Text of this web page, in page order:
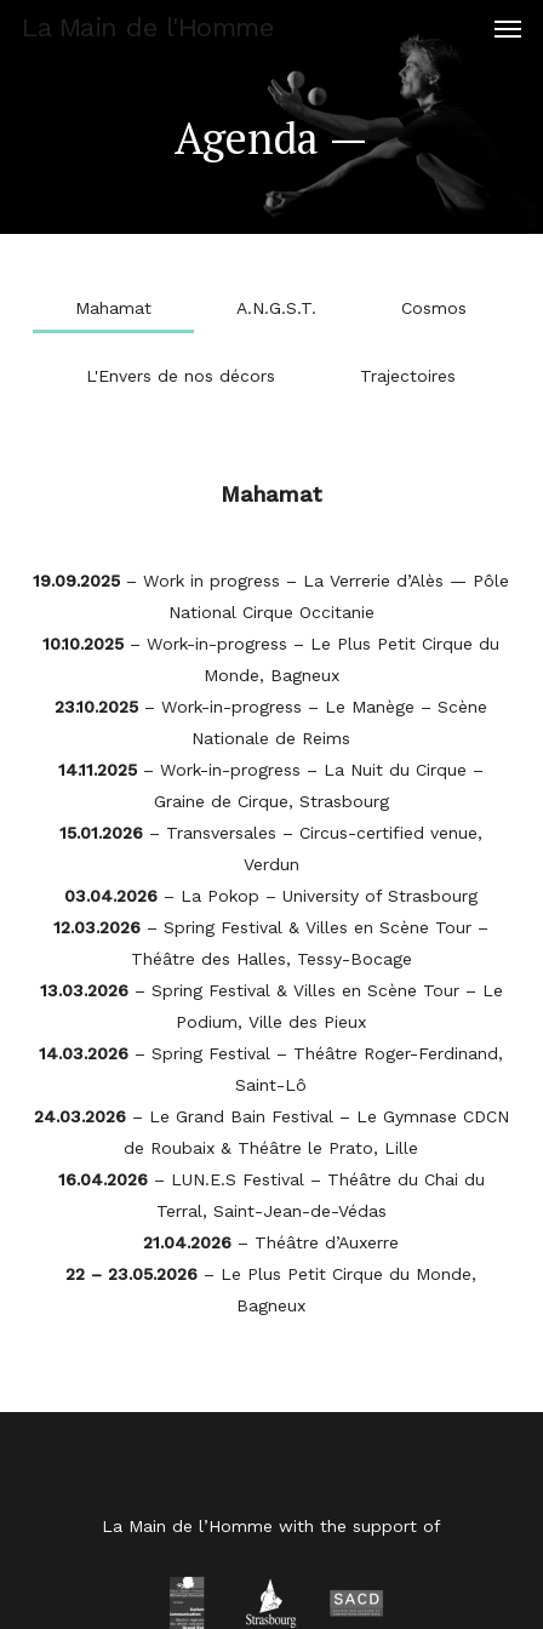
La Main de l'Homme
Agenda —
Mahamat A.N.G.S.T. Cosmos
L'Envers de nos décors Trajectoires
Mahamat
19.09.2025 – Work in progress – La Verrerie d’Alès — Pôle
National Cirque Occitanie
10.10.2025 – Work-in-progress – Le Plus Petit Cirque du
Monde, Bagneux
23.10.2025 – Work-in-progress – Le Manège – Scène
Nationale de Reims
14.11.2025 – Work-in-progress – La Nuit du Cirque –
Graine de Cirque, Strasbourg
15.01.2026 – Transversales – Circus-certified venue,
Verdun
03.04.2026 – La Pokop – University of Strasbourg
12.03.2026 – Spring Festival & Villes en Scène Tour –
Théâtre des Halles, Tessy-Bocage
13.03.2026– Spring Festival & Villes en Scène Tour – Le
Podium, Ville des Pieux
14.03.2026 – Spring Festival – Théâtre Roger-Ferdinand,
Saint-Lô
24.03.2026– Le Grand Bain Festival – Le Gymnase CDCN
de Roubaix & Théâtre le Prato, Lille
16.04.2026– LUN.E.S Festival – Théâtre du Chai du
Terral, Saint-Jean-de-Védas
21.04.2026 – Théâtre d’Auxerre
22 – 23.05.2026 – Le Plus Petit Cirque du Monde,
Bagneux
La Main de l’Homme with the support of